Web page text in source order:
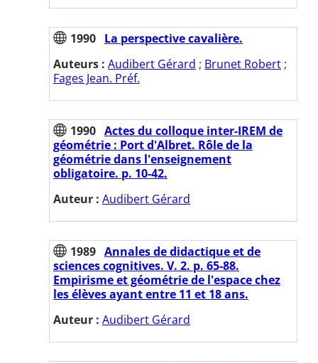
1990 La perspective cavalière.
Auteurs : Audibert Gérard ; Brunet Robert ;
Fages Jean. Préf.
1990 Actes du colloque inter-IREM de
géométrie : Port d'Albret. Rôle de la
géométrie dans l'enseignement
obligatoire. p. 10-42.
Auteur : Audibert Gérard
1989 Annales de didactique et de
sciences cognitives. V. 2. p. 65-88.
Empirisme et géométrie de l'espace chez
les élèves ayant entre 11 et 18 ans.
Auteur : Audibert Gérard